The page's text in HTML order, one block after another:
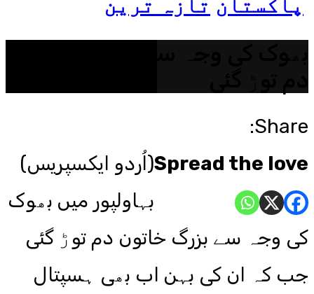
پاکستان تازہ ترین
Share:
Spread the love(اُردو ایکسپریس)
بہاولپور میں بھوک
کی وجہ سے بزرگ خاتون دم توڑ گئی
جب کہ ان کی بہن اب بھی ہسپتال